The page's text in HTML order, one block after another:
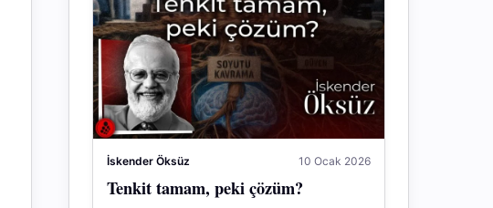
İskender Öksüz 10 Ocak 2026
Tenkit tamam, peki çözüm?